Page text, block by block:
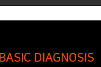
BASIC DIAGNOSIS